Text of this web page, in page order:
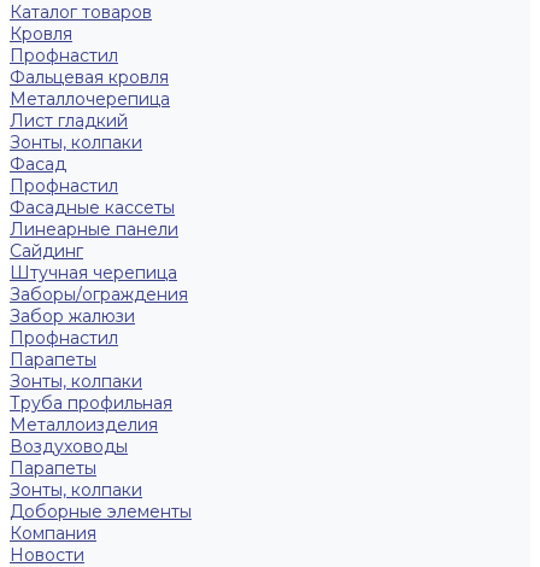
Каталог товаров
Кровля
Профнастил
Фальцевая кровля
Металлочерепица
Лист гладкий
Зонты, колпаки
Фасад
Профнастил
Фасадные кассеты
Линеарные панели
Сайдинг
Штучная черепица
Заборы/ограждения
Забор жалюзи
Профнастил
Парапеты
Зонты, колпаки
Труба профильная
Металлоизделия
Воздуховоды
Парапеты
Зонты, колпаки
Доборные элементы
Компания
Новости